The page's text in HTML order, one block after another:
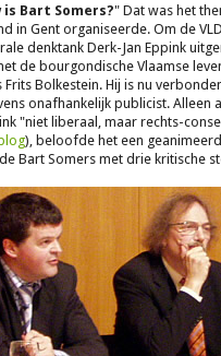
is Bart Somers?" Dat was het
in Gent organiseerde. Om de
denktank Derk-Jan Eppink
de bourgondische Vlaamse
Bolkestein. Hij is nu
onafhankelijk publicist.
"niet liberaal, maar rechts-
), beloofde het een
Bart Somers met drie kritische